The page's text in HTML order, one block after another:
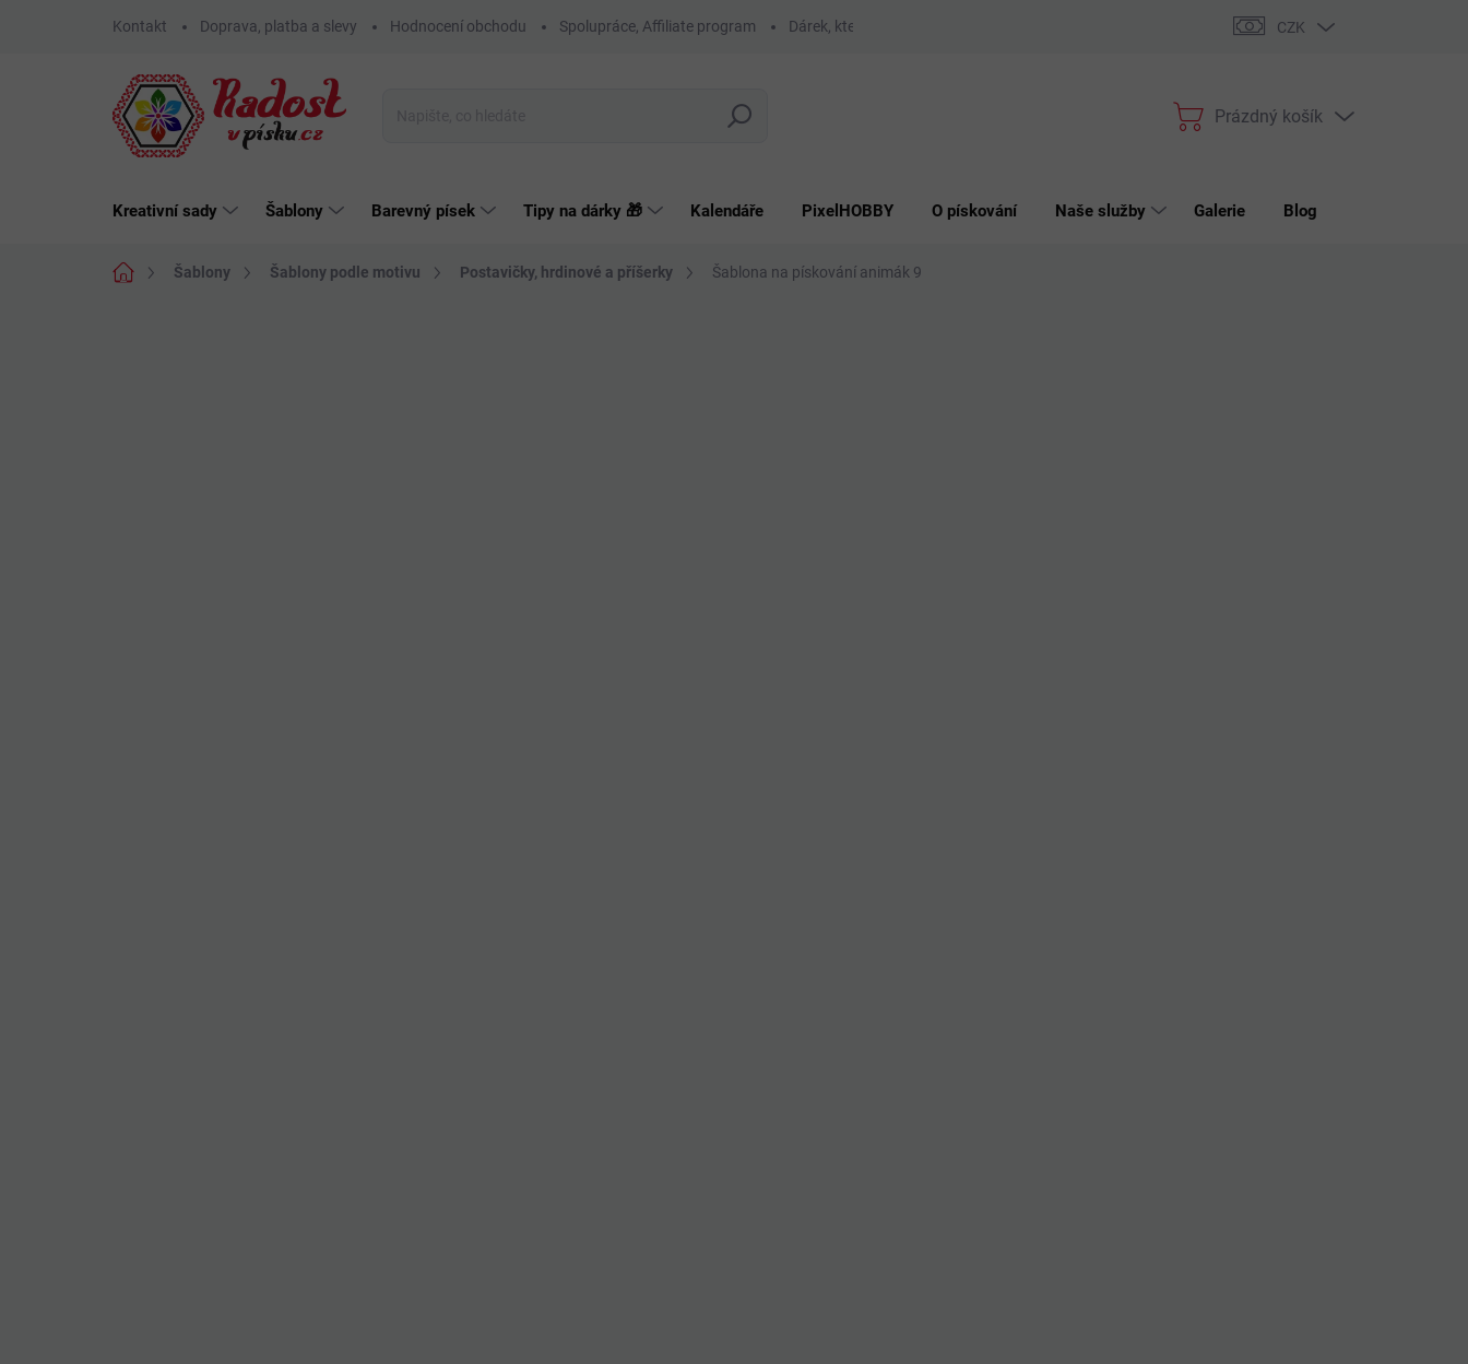
Kontakt Doprava, platba a slevy Hodnocení obchodu Spolupráce, Affiliate program Dárek, který má smysl Podmínky ochrany osobních údajů
CZK
Hledat
Nákupní
Prázdný košík
Kreativní sady Šablony Barevný písek Tipy na dárky 🎁 Kalendáře PixelHOBBY O pískování Naše služby Galerie Blog
Domů Šablony Šablony podle motivu Postavičky, hrdinové a příšerky Šablona na pískování animák 9